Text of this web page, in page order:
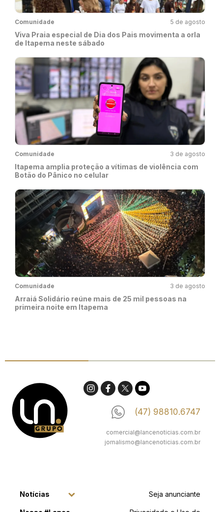
Comunidade 5 de agosto
Viva Praia especial de Dia dos Pais movimenta a orla
de Itapema neste sábado
Comunidade 3 de agosto
Itapema amplia proteção a vítimas de violência com
Botão do Pânico no celular
Comunidade 3 de agosto
Arraiá Solidário reúne mais de 25 mil pessoas na
primeira noite em Itapema
(47) 98810.6747
comercial@lancenoticias.com.br
jornalismo@lancenoticias.com.br
Notícias Seja anunciante